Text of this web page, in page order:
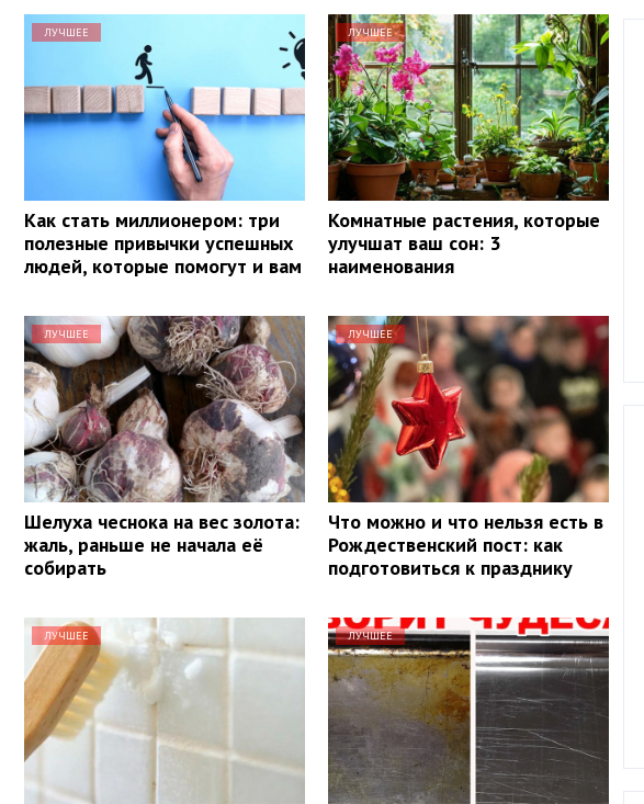
ЛУЧШЕЕ
Как стать миллионером: три
полезные привычки успешных
людей, которые помогут и вам
ЛУЧШЕЕ
Комнатные растения, которые
улучшат ваш сон: 3
наименования
ЛУЧШЕЕ
Шелуха чеснока на вес золота:
жаль, раньше не начала её
собирать
ЛУЧШЕЕ
Что можно и что нельзя есть в
Рождественский пост: как
подготовиться к празднику
ЛУЧШЕЕ ЛУЧШЕЕ